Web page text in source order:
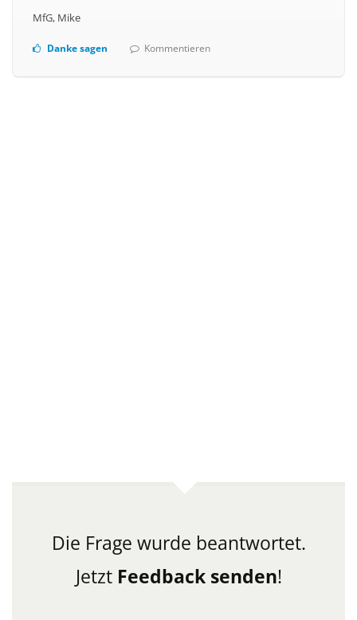
MfG, Mike
Danke sagen Kommentieren
Die Frage wurde beantwortet.
Jetzt Feedback senden!